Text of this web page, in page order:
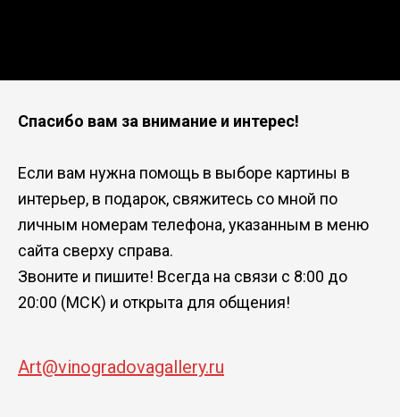
Спасибо вам за внимание и интерес!
Если вам нужна помощь в выборе картины в
интерьер, в подарок, свяжитесь со мной по
личным номерам телефона, указанным в меню
сайта сверху справа.
Звоните и пишите! Всегда на связи с 8:00 до
20:00 (МСК) и открыта для общения!
Art@vinogradovagallery.ru